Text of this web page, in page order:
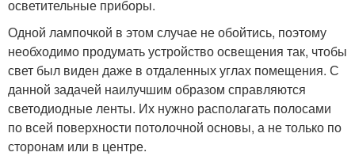
осветительные приборы.
Одной лампочкой в этом случае не обойтись, поэтому
необходимо продумать устройство освещения так, чтобы
свет был виден даже в отдаленных углах помещения. С
данной задачей наилучшим образом справляются
светодиодные ленты. Их нужно располагать полосами
по всей поверхности потолочной основы, а не только по
сторонам или в центре.